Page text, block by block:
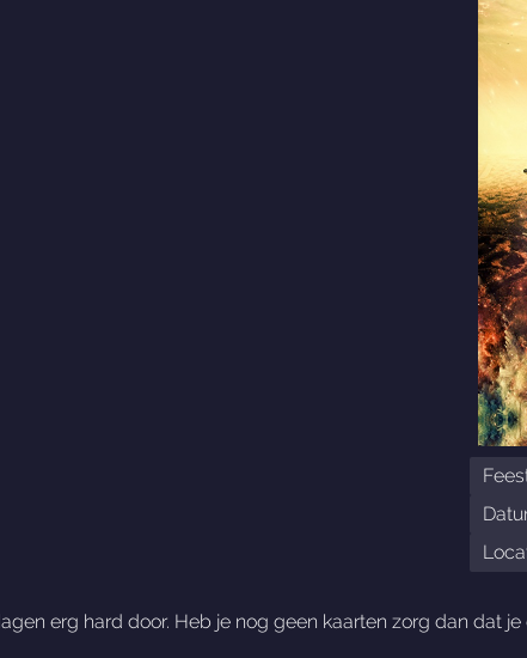
erg hard door. Heb je nog geen kaarten zorg dan dat